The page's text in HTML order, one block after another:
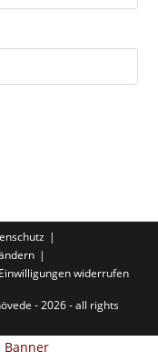
Einwilligungen widerrufen
- 2026 - all rights
Banner